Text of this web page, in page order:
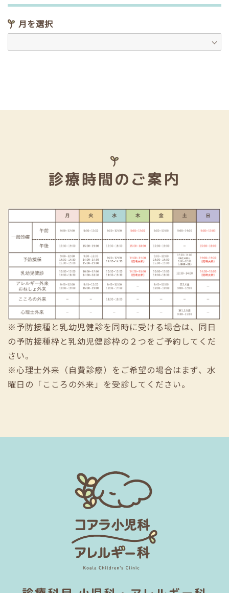
月を選択
診療時間のご案内
※予防接種と乳幼児健診を同時に受ける場合は、同日
の予防接種枠と乳幼児健診枠の２つをご予約してくだ
さい。
※心理士外来（自費診療）をご希望の場合はまず、水
曜日の「こころの外来」を受診してください。